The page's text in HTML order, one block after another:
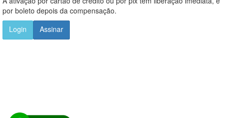
por boleto depois da compensação.
Login
Assinar